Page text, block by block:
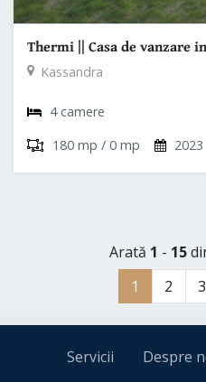
Thermi || Casa de vanzare
Kassandra
4 camere
180 mp / 0 mp
2023
Arată 1 - 15
1
2 3
Servicii Despre